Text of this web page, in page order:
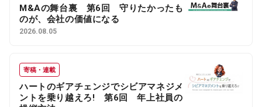
M&Aの舞台裏 第6回 守りたかったも
のが、会社の価値になる
2026.08.05
寄稿・連載
ハートのギアチェンジでシビアマネジメ
ントを乗り越えろ! 第6回 年上社員の